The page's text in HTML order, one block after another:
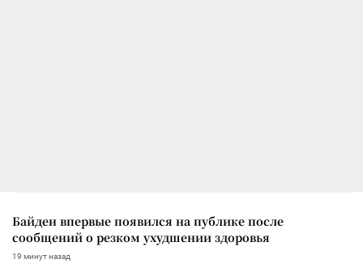
Байден впервые появился на публике после
сообщений о резком ухудшении здоровья
19 минут назад